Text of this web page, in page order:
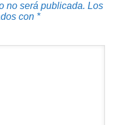
no será publicada. Los
con *